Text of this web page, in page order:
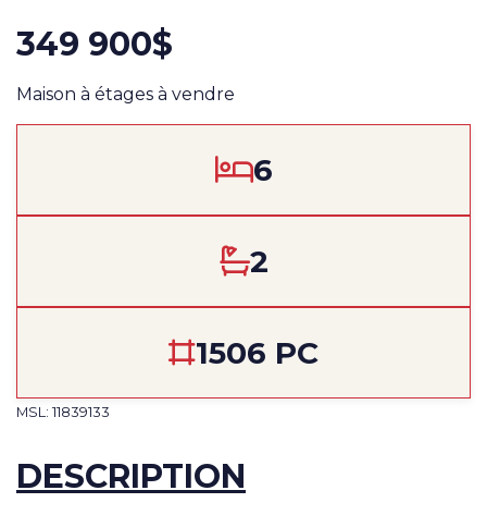
349 900$
Maison à étages à vendre
6
2
1506 PC
MSL: 11839133
DESCRIPTION